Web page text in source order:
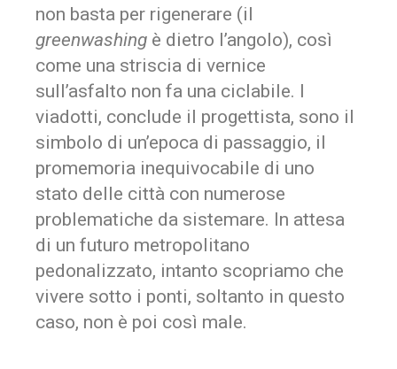
non basta per rigenerare (il
greenwashing è dietro l’angolo), così
come una striscia di vernice
sull’asfalto non fa una ciclabile. I
viadotti, conclude il progettista, sono il
simbolo di un’epoca di passaggio, il
promemoria inequivocabile di uno
stato delle città con numerose
problematiche da sistemare. In attesa
di un futuro metropolitano
pedonalizzato, intanto scopriamo che
vivere sotto i ponti, soltanto in questo
caso, non è poi così male.